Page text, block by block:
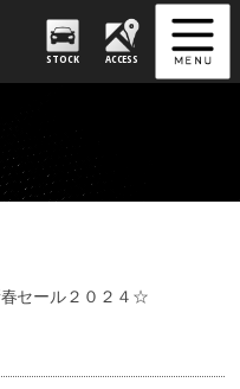
STOCK ACCESS
セール２０２４☆